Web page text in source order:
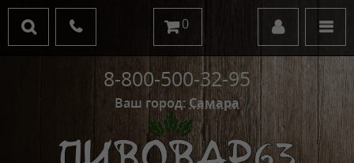
Ваш город:Самара
8-800-500-32-95
0